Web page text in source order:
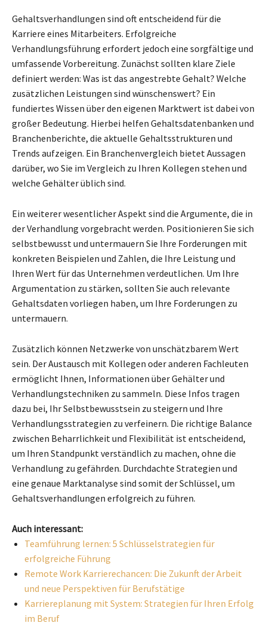
Gehaltsverhandlungen sind oft entscheidend für die
Karriere eines Mitarbeiters. Erfolgreiche
Verhandlungsführung erfordert jedoch eine sorgfältige und
umfassende Vorbereitung. Zunächst sollten klare Ziele
definiert werden: Was ist das angestrebte Gehalt? Welche
zusätzlichen Leistungen sind wünschenswert? Ein
fundiertes Wissen über den eigenen Marktwert ist dabei von
großer Bedeutung. Hierbei helfen Gehaltsdatenbanken und
Branchenberichte, die aktuelle Gehaltsstrukturen und
Trends aufzeigen. Ein Branchenvergleich bietet Aussagen
darüber, wo Sie im Vergleich zu Ihren Kollegen stehen und
welche Gehälter üblich sind.
Ein weiterer wesentlicher Aspekt sind die Argumente, die in
der Verhandlung vorgebracht werden. Positionieren Sie sich
selbstbewusst und untermauern Sie Ihre Forderungen mit
konkreten Beispielen und Zahlen, die Ihre Leistung und
Ihren Wert für das Unternehmen verdeutlichen. Um Ihre
Argumentation zu stärken, sollten Sie auch relevante
Gehaltsdaten vorliegen haben, um Ihre Forderungen zu
untermauern.
Zusätzlich können Netzwerke von unschätzbarem Wert
sein. Der Austausch mit Kollegen oder anderen Fachleuten
ermöglicht Ihnen, Informationen über Gehälter und
Verhandlungstechniken zu sammeln. Diese Infos tragen
dazu bei, Ihr Selbstbewusstsein zu steigern und Ihre
Verhandlungsstrategien zu verfeinern. Die richtige Balance
zwischen Beharrlichkeit und Flexibilität ist entscheidend,
um Ihren Standpunkt verständlich zu machen, ohne die
Verhandlung zu gefährden. Durchdachte Strategien und
eine genaue Marktanalyse sind somit der Schlüssel, um
Gehaltsverhandlungen erfolgreich zu führen.
Auch interessant:
Teamführung lernen: 5 Schlüsselstrategien für
erfolgreiche Führung
Remote Work Karrierechancen: Die Zukunft der Arbeit
und neue Perspektiven für Berufstätige
Karriereplanung mit System: Strategien für Ihren Erfolg
im Beruf